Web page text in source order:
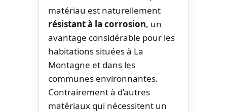
matériau est naturellement
résistant à la corrosion, un
avantage considérable pour les
habitations situées à La
Montagne et dans les
communes environnantes.
Contrairement à d’autres
matériaux qui nécessitent un